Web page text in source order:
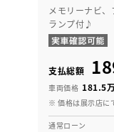
メモリーナビ
ランプ付♪
支払総額
車両価格 181.5
※ 価格は展示店に
通常ローン